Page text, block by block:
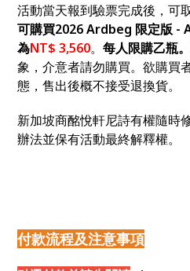
活動當天報到驗票完成後，可
可購買2026 Ardbeg 限定版 -
為NT$ 3,560。每人限購乙瓶
象，介意者請勿購買。欲購買
態，售出後概不接受退換貨。
新加坡商酩悅軒尼詩有權隨時
辦法並保有活動最終解釋權。
付款流程及注意事項